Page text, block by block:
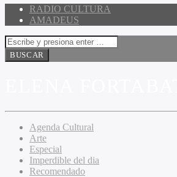
RADIO CULTURA
AMADEUS
Agenda Cultural
Arte
Especial
Imperdible del dia
Recomendado